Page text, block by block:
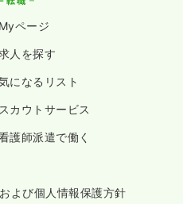
Myページ
人を探す
になるリスト
スカウトサービス
護師派遣で働く
よび個人情報保護方針